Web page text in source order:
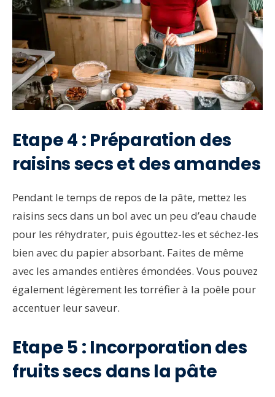
Etape 4 : Préparation des
raisins secs et des amandes
Pendant le temps de repos de la pâte, mettez les
raisins secs dans un bol avec un peu d’eau chaude
pour les réhydrater, puis égouttez-les et séchez-les
bien avec du papier absorbant. Faites de même
avec les amandes entières émondées. Vous pouvez
également légèrement les torréfier à la poêle pour
accentuer leur saveur.
Etape 5 : Incorporation des
fruits secs dans la pâte